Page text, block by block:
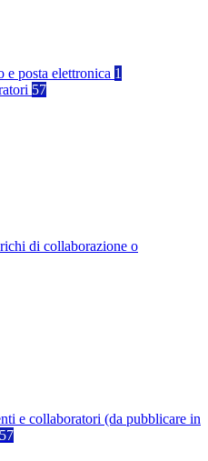
e posta elettronica 1
57
di collaborazione o
e collaboratori (da pubblicare in
57